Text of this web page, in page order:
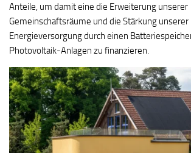
Anteile, um damit eine die Erweiterung unserer
Gemeinschaftsräume und die Stärkung
Energieversorgung durch einen
Photovoltaik-Anlagen zu finanzieren.